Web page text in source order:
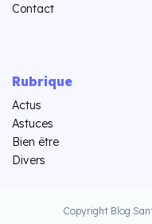
Contact
Rubrique
Actus
Astuces
Bien être
Divers
Copyright Blog